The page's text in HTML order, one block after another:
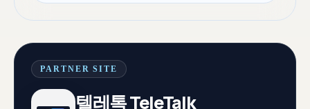
PARTNER SITE
텔레톡 TeleTalk